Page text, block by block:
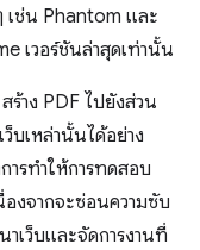
เช่น Phantom และ
เวอร์ชันล่าสุดเท่านั้น
าง PDF ไปยังส่วน
บเหล่านั้นได้อย่าง
ารทำให้การทดสอบ
องจากจะซ่อนความซับ
เว็บและจัดการงานที่